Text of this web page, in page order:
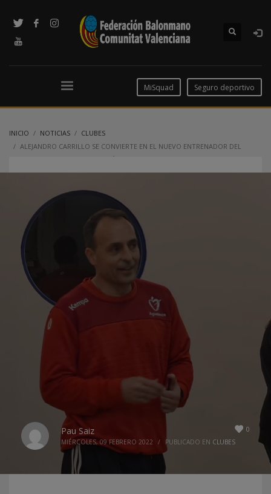
MiSquad Seguro deportivo
INICIO NOTICIAS
CLUBES
ALEJANDRO CARRILLO SE CONVIERTE EN EL NUEVO ENTRENADOR DEL
PRIMER EQUIPO DE LA FUNDACIÓN AGUSTINOS
0
Pau Saiz
MIÉRCOLES, 09 FEBRERO 2022 / PUBLICADO EN CLUBES